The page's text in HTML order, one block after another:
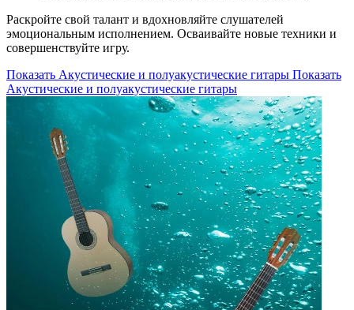
Раскройте свой талант и вдохновляйте слушателей
эмоциональным исполнением. Осваивайте новые техники и
совершенствуйте игру.
Показать Акустические и полуакустические гитары Показать
Акустические и полуакустические гитары